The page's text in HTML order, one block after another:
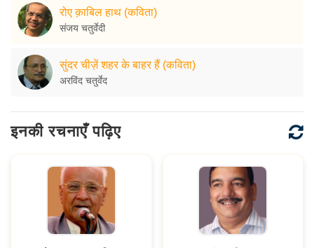
रोए क़ाबिल हाथ (कविता)
संजय चतुर्वेदी
सुंदर चीज़ें शहर के बाहर हैं (कविता)
अरविंद चतुर्वेद
इनकी रचनाएँ पढ़िए